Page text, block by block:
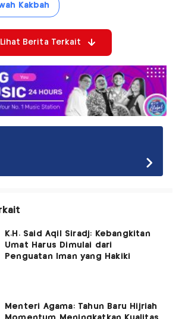
Kakbah
Lihat Berita Terkait
K.H. Said Aqil Siradj: Kebangkitan
Umat Harus Dimulai dari
Penguatan Iman yang Hakiki
Menteri Agama: Tahun Baru Hijriah